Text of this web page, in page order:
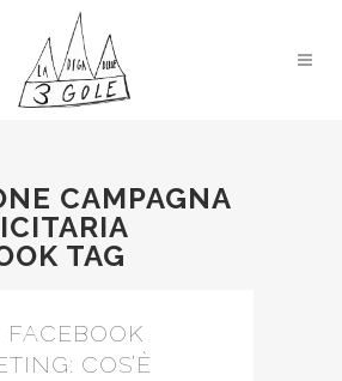
CAMPAGNA
TAG
FACEBOOK
COS’È